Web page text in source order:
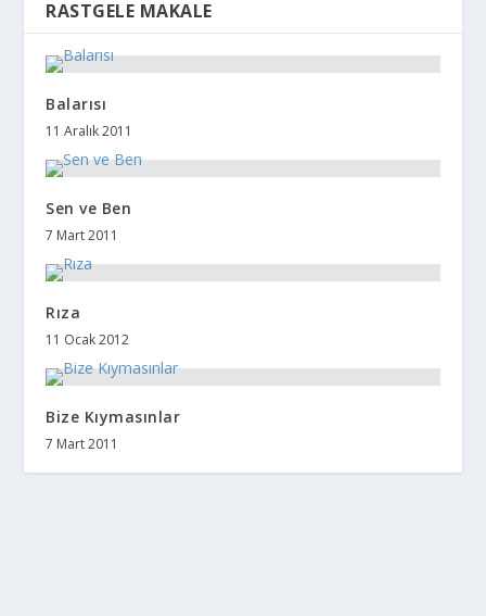
RASTGELE MAKALE
Balarısı
11 Aralık 2011
Sen ve Ben
7 Mart 2011
Rıza
11 Ocak 2012
Bize Kıymasınlar
7 Mart 2011